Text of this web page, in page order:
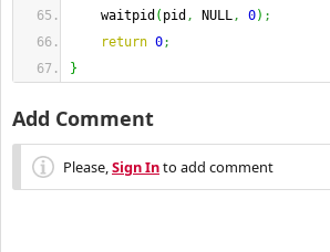
waitpid ( pid , NULL, 0) ;
return 0;
}
Add Comment
Please,Sign Into add comment